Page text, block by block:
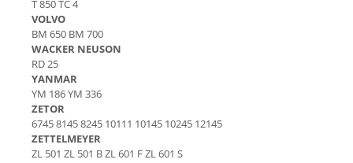
Inchizatori
Patine teflon
Rulmenti
Bucse
Flanse
Bolturi
Brate
Brate telescopice
Piese Montabert
Piese Messersi
Piese Maco Meudon
Piese Jenbacher
Piese Ihi
Piese Husqvarna
T 850 TC 4
VOLVO
BM 650 BM 700
WACKER NEUSON
RD 25
YANMAR
YM 186 YM 336
ZETOR
6745 8145 8245 10111 10145 10245 12145
ZETTELMEYER
ZL 501 ZL 501 B ZL 601 F ZL 601 S